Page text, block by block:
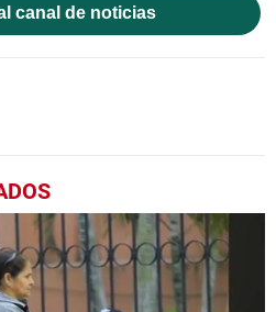
canal de noticias